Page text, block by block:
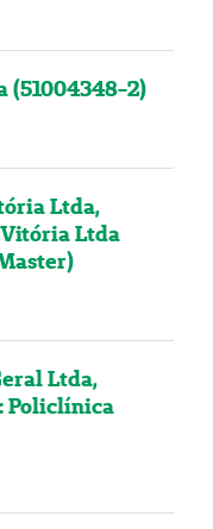
(51004348-2)
Ltda,
Ltda
Ltda,
Policlínica